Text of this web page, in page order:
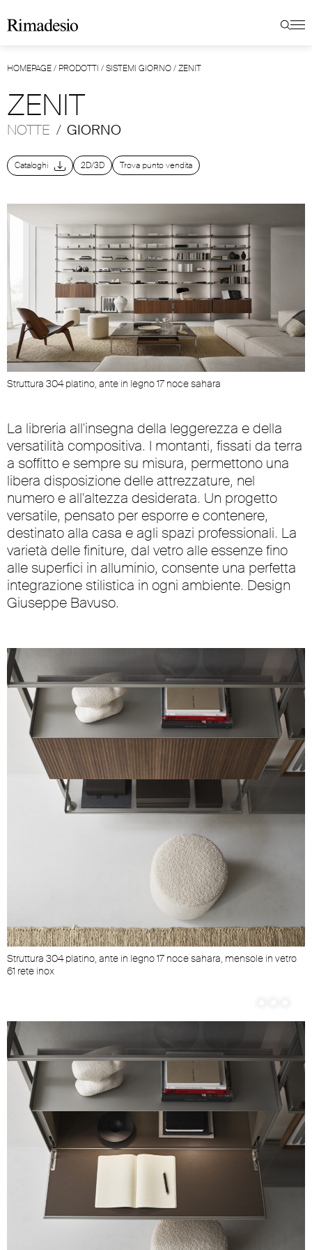
HOMEPAGE/ PRODOTTI /SISTEMI GIORNO/ZENIT
ZENIT
NOTTE / GIORNO
Cataloghi 2D/3D Trova punto vendita
Struttura 304 platino, ante in legno 17 noce sahara
La libreria all'insegna della leggerezza e della
versatilità compositiva. I montanti, fissati da terra
a soffitto e sempre su misura, permettono una
libera disposizione delle attrezzature, nel
numero e all'altezza desiderata. Un progetto
versatile, pensato per esporre e contenere,
destinato alla casa e agli spazi professionali. La
varietà delle finiture, dal vetro alle essenze fino
alle superfici in alluminio, consente una perfetta
integrazione stilistica in ogni ambiente. Design
Giuseppe Bavuso.
Struttura 304 platino, ante in legno 17 noce sahara, mensole in vetro
61 rete inox